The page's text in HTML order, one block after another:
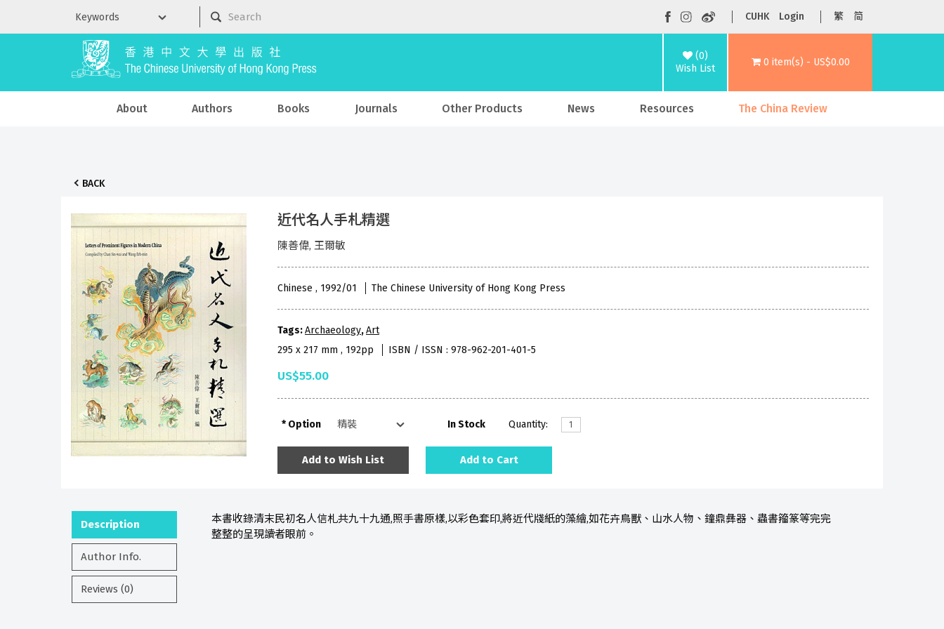
CUHK Login 繁 简
(0)
Wish List
0 item(s) - US$0.00
About Authors Books Journals Other Products News Resources The China Review
BACK
近代名人手札精選
陳善偉, 王爾敏
Chinese , 1992/01 The Chinese University of Hong Kong Press
Tags:Archaeology,Art
295 x 217 mm , 192pp
ISBN / ISSN : 978-962-201-401-5
US$55.00
Option In Stock Quantity:
Add to Wish List Add to Cart
Description
Author Info.
Reviews (0)
本書收錄清末民初名人信札共九十九通,照手書原樣,以彩色套印,將近代牋紙的藻繪,如花卉鳥獸、山水人物、鐘鼎彝器、蟲書籀篆等完完
整整的呈現讀者眼前。